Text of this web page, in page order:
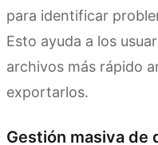
para identificar
Esto ayuda a los
archivos más rápido
exportarlos.
Gestión masiva de